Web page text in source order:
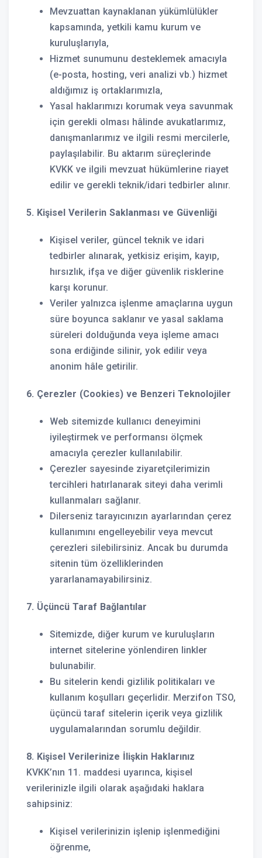
Mevzuattan kaynaklanan yükümlülükler
kapsamında, yetkili kamu kurum ve
kuruluşlarıyla,
Hizmet sunumunu desteklemek amacıyla
(e-posta, hosting, veri analizi vb.) hizmet
aldığımız iş ortaklarımızla,
Yasal haklarımızı korumak veya savunmak
için gerekli olması hâlinde avukatlarımız,
danışmanlarımız ve ilgili resmi mercilerle,
paylaşılabilir. Bu aktarım süreçlerinde
KVKK ve ilgili mevzuat hükümlerine riayet
edilir ve gerekli teknik/idari tedbirler alınır.
5. Kişisel Verilerin Saklanması ve Güvenliği
Kişisel veriler, güncel teknik ve idari
tedbirler alınarak, yetkisiz erişim, kayıp,
hırsızlık, ifşa ve diğer güvenlik risklerine
karşı korunur.
Veriler yalnızca işlenme amaçlarına uygun
süre boyunca saklanır ve yasal saklama
süreleri dolduğunda veya işleme amacı
sona erdiğinde silinir, yok edilir veya
anonim hâle getirilir.
6. Çerezler (Cookies) ve Benzeri Teknolojiler
Web sitemizde kullanıcı deneyimini
iyileştirmek ve performansı ölçmek
amacıyla çerezler kullanılabilir.
Çerezler sayesinde ziyaretçilerimizin
tercihleri hatırlanarak siteyi daha verimli
kullanmaları sağlanır.
Dilerseniz tarayıcınızın ayarlarından çerez
kullanımını engelleyebilir veya mevcut
çerezleri silebilirsiniz. Ancak bu durumda
sitenin tüm özelliklerinden
yararlanamayabilirsiniz.
7. Üçüncü Taraf Bağlantılar
Sitemizde, diğer kurum ve kuruluşların
internet sitelerine yönlendiren linkler
bulunabilir.
Bu sitelerin kendi gizlilik politikaları ve
kullanım koşulları geçerlidir. Merzifon TSO,
üçüncü taraf sitelerin içerik veya gizlilik
uygulamalarından sorumlu değildir.
8. Kişisel Verilerinize İlişkin Haklarınız
KVKK’nın 11. maddesi uyarınca, kişisel
verilerinizle ilgili olarak aşağıdaki haklara
sahipsiniz:
Kişisel verilerinizin işlenip işlenmediğini
öğrenme,